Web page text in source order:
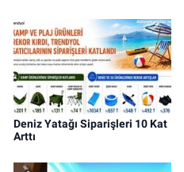
Deniz Yatağı Siparişleri 10 Kat
Arttı